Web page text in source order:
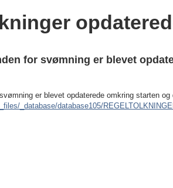
for svømning er blevet
er blevet opdaterede omkring starten
_database/database105/